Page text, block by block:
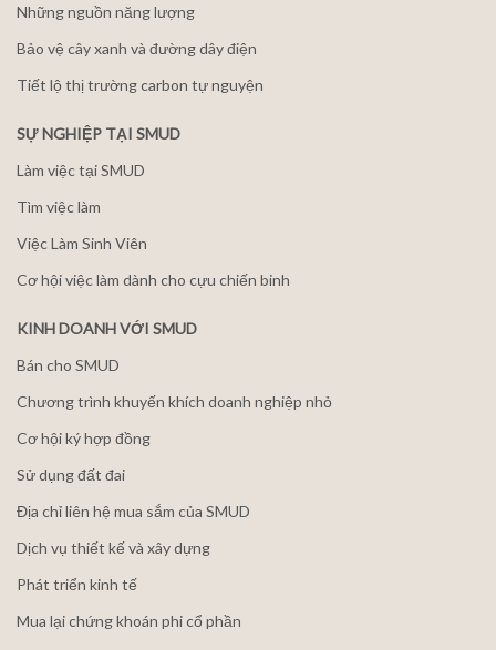
Những nguồn năng lượng
Bảo vệ cây xanh và đường dây điện
Tiết lộ thị trường carbon tự nguyện
SỰ NGHIỆP TẠI SMUD
Làm việc tại SMUD
Tìm việc làm
Việc Làm Sinh Viên
Cơ hội việc làm dành cho cựu chiến binh
KINH DOANH VỚI SMUD
Bán cho SMUD
Chương trình khuyến khích doanh nghiệp nhỏ
Cơ hội ký hợp đồng
Sử dụng đất đai
Địa chỉ liên hệ mua sắm của SMUD
Dịch vụ thiết kế và xây dựng
Phát triển kinh tế
Mua lại chứng khoán phi cổ phần